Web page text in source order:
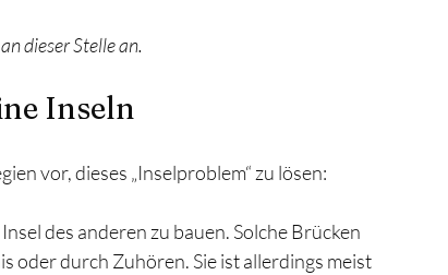
dieser Stelle an.
Inseln
vor, dieses „Inselproblem“ zu lösen:
des anderen zu bauen. Solche Brücken
oder durch Zuhören. Sie ist allerdings meist